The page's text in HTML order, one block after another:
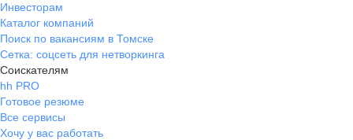
Инвесторам
Каталог компаний
Поиск по вакансиям в Томске
Сетка: соцсеть для нетворкинга
Соискателям
hh PRO
Готовое резюме
Все сервисы
Хочу у вас работать